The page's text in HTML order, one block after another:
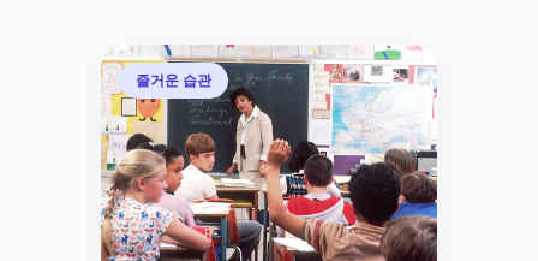
즐거운 습관